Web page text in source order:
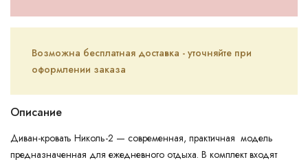
Возможна бесплатная доставка - уточняйте при
оформлении заказа
Описание
Диван-кровать Николь-2 — современная, практичная модель
предназначенная для ежедневного отдыха. В комплект входят